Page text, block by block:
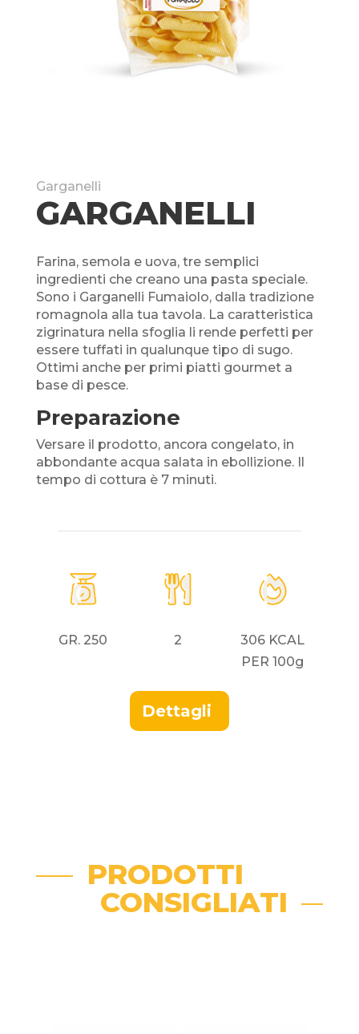
Garganelli
GARGANELLI
Farina, semola e uova, tre semplici
ingredienti che creano una pasta speciale.
Sono i Garganelli Fumaiolo, dalla tradizione
romagnola alla tua tavola. La caratteristica
zigrinatura nella sfoglia li rende perfetti per
essere tuffati in qualunque tipo di sugo.
Ottimi anche per primi piatti gourmet a
base di pesce.
Preparazione
Versare il prodotto, ancora congelato, in
abbondante acqua salata in ebollizione. Il
tempo di cottura è 7 minuti.
GR. 250 2
306 KCAL
PER 100g
Dettagli
PRODOTTI
CONSIGLIATI